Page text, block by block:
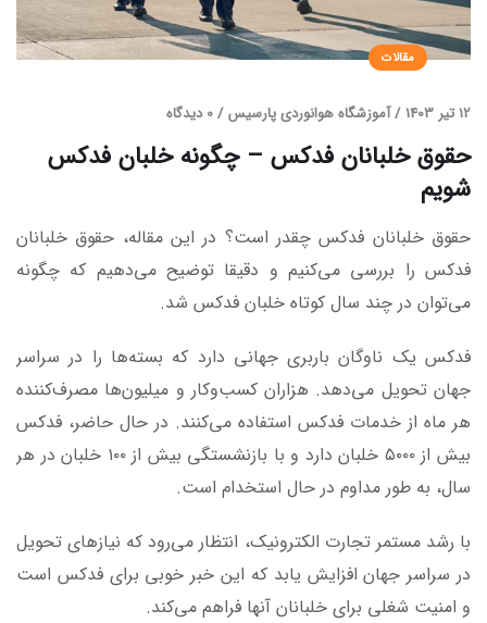
مقالات
12 تیر 1403 /آموزشگاه هوانوردی پارسیس /0 دیدگاه
حقوق خلبانان فدکس – چگونه خلبان فدکس
شویم
حقوق خلبانان فدکس چقدر است؟ در این مقاله، حقوق خلبانان
فدکس را بررسی می‌کنیم و دقیقا توضیح می‌دهیم که چگونه
می‌توان در چند سال کوتاه خلبان فدکس شد.
فدکس یک ناوگان باربری جهانی دارد که بسته‌ها را در سراسر
جهان تحویل می‌دهد. هزاران کسب‌وکار و میلیون‌ها مصرف‌کننده
هر ماه از خدمات فدکس استفاده می‌کنند. در حال حاضر، فدکس
بیش از ۵۰۰۰ خلبان دارد و با بازنشستگی بیش از ۱۰۰ خلبان در هر
سال، به طور مداوم در حال استخدام است.
با رشد مستمر تجارت الکترونیک، انتظار می‌رود که نیازهای تحویل
در سراسر جهان افزایش یابد که این خبر خوبی برای فدکس است
و امنیت شغلی برای خلبانان آنها فراهم می‌کند.